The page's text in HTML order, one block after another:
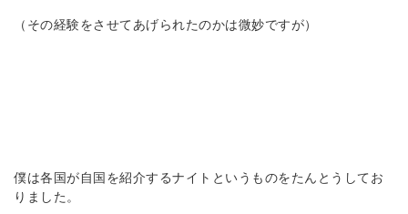
（その経験をさせてあげられたのかは微妙ですが）
僕は各国が自国を紹介するナイトというものをたんとうしてお
りました。